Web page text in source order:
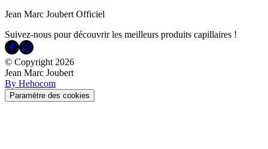
Jean Marc Joubert Officiel
Suivez-nous pour découvrir les meilleurs produits capillaires !
© Copyright 2026
Jean Marc Joubert
By Hehocom
Paramètre des cookies